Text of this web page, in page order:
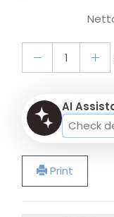
AI
Print